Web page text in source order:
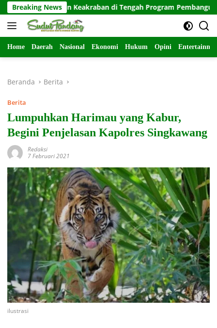
Langsung
ke
konten
Breaking News
Bangun Keakraban di Tengah Program Pembangunan
Home Daerah Nasional Ekonomi Hukum Opini
Beranda Berita
Berita
Lumpuhkan Harimau yang Kabur,
Begini Penjelasan Kapolres Singkawang
Redaksi
7 Februari 2021
ilustrasi